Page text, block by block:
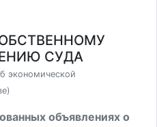
СУДА
экономической
объявлениях о